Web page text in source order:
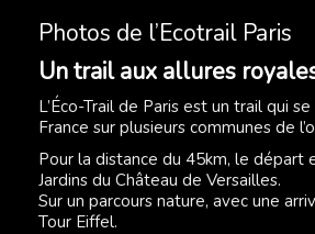
Photos de l’Ecotrail Paris
Un trail aux allures
L’Éco-Trail de Paris est un trail qui
France sur plusieurs communes de
Pour la distance du 45km, le départ
Jardins du Château de Versailles.
Sur un parcours nature, avec une
Tour Eiffel.